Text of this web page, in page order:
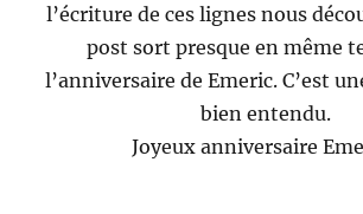
l’écriture de ces lignes nous
post sort presque en même
l’anniversaire de Emeric. C’est
bien entendu.
Joyeux anniversaire